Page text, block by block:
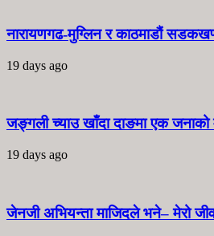
नारायणगढ-मुग्लिन र काठमाडौं
19 days ago
जङ्गली च्याउ खाँदा दाङमा एक जनाको
19 days ago
जेनजी अभियन्ता माजिदले भने– मेरो